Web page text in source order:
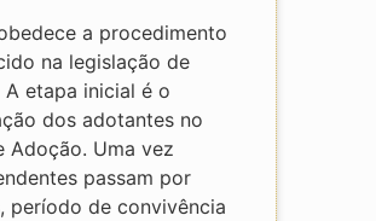
a procedimento
na legislação de
etapa inicial é o
dos adotantes no
Adoção. Uma vez
passam por
período de convivência